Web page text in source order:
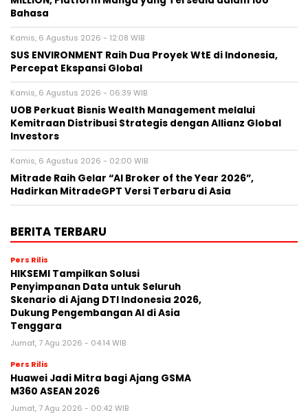
Bahasa
Kamis, 6 Agustus 2026 - 12:08 WIB
SUS ENVIRONMENT Raih Dua Proyek WtE di Indonesia,
Percepat Ekspansi Global
Kamis, 6 Agustus 2026 - 06:39 WIB
UOB Perkuat Bisnis Wealth Management melalui
Kemitraan Distribusi Strategis dengan Allianz Global
Investors
Kamis, 6 Agustus 2026 - 02:00 WIB
Mitrade Raih Gelar “AI Broker of the Year 2026”,
Hadirkan MitradeGPT Versi Terbaru di Asia
BERITA TERBARU
Pers Rilis
HIKSEMI Tampilkan Solusi
Penyimpanan Data untuk Seluruh
Skenario di Ajang DTI Indonesia 2026,
Dukung Pengembangan AI di Asia
Tenggara
Jumat, 7 Agu 2026 - 04:14 WIB
Pers Rilis
Huawei Jadi Mitra bagi Ajang GSMA
M360 ASEAN 2026
Jumat, 7 Agu 2026 - 00:42 WIB